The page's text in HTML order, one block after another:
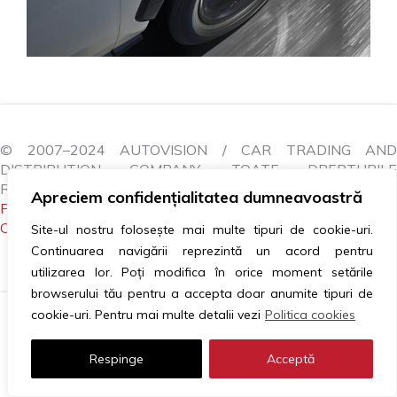
Apreciem confidențialitatea dumneavoastră
Site-ul nostru folosește mai multe tipuri de cookie-uri.
Continuarea navigării reprezintă un acord pentru
utilizarea lor. Poți modifica în orice moment setările
browserului tău pentru a accepta doar anumite tipuri de
cookie-uri. Pentru mai multe detalii vezi Politica cookies
Respinge Acceptă
© 2007–2024 AUTOVISION / CAR TRADING AND
DISTRIBUTION COMPANY. TOATE DREPTURILE
REZERVATE.
POLITICA COOKIES|GDPR|ANPC|LITIGII
CONTACTEAZĂ-NE